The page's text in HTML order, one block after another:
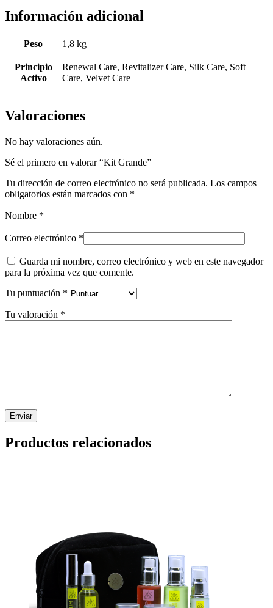
Información adicional
Peso 1,8 kg
Principio
Activo
Renewal Care, Revitalizer Care, Silk Care, Soft
Care, Velvet Care
Valoraciones
No hay valoraciones aún.
Sé el primero en valorar “Kit Grande”
Tu dirección de correo electrónico no será publicada. Los campos
obligatorios están marcados con *
Nombre *
Correo electrónico *
Guarda mi nombre, correo electrónico y web en este navegador
para la próxima vez que comente.
Tu puntuación *
Tu valoración *
Productos relacionados